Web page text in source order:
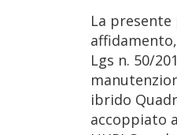
La presente
Lgs n. 50/
ibrido
accoppiato